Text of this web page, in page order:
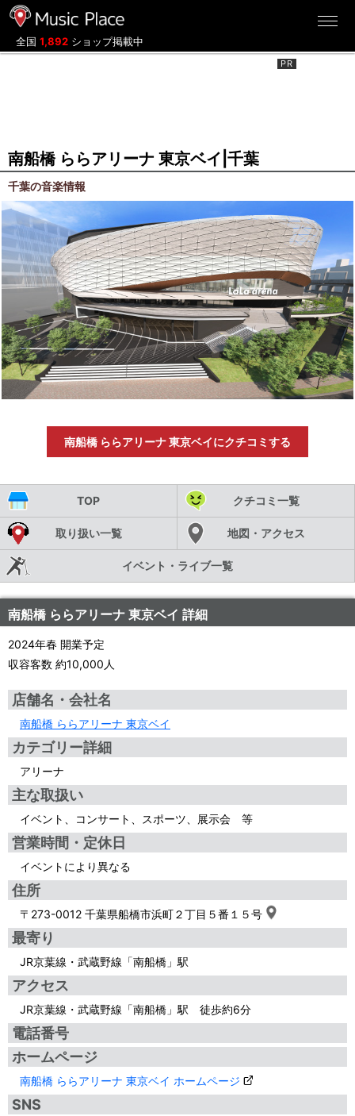
全国 1,892 ショップ掲載中
南船橋 ららアリーナ 東京ベイ|千葉
千葉の音楽情報
南船橋 ららアリーナ 東京ベイにクチコミする
TOP クチコミ一覧
取り扱い一覧 地図・アクセス
イベント・ライブ一覧
南船橋 ららアリーナ 東京ベイ 詳細
2024年春 開業予定
収容客数 約10,000人
店舗名・会社名
南船橋 ららアリーナ 東京ベイ
カテゴリー詳細
アリーナ
主な取扱い
イベント、コンサート、スポーツ、展示会 等
営業時間・定休日
イベントにより異なる
住所
〒273-0012 千葉県船橋市浜町２丁目５番１５号
最寄り
JR京葉線・武蔵野線「南船橋」駅
アクセス
JR京葉線・武蔵野線「南船橋」駅 徒歩約6分
電話番号
ホームページ
南船橋 ららアリーナ 東京ベイ ホームページ
SNS